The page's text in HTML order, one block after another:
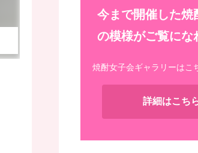
今まで開催した焼
の模様がご覧にな
焼酎女子会ギャラリーはこ
詳細はこち